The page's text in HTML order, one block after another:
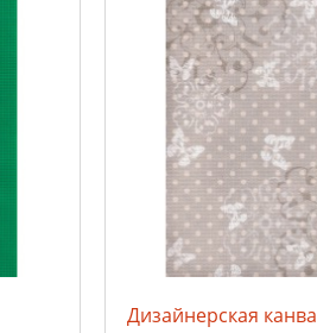
Дизайнерская канва